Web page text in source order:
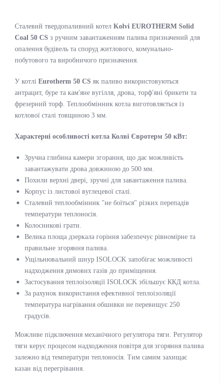
Сталевий твердопаливний котел Kolvi EUROTHERM Solid
Coal 50 CS з ручним завантаженням палива призначений для
опалення будівель та споруд житлового, комунально-
побутового та виробничого призначення.
У котлі Eurotherm 50 CS як паливо використовуються
антрацит, буре та кам'яне вугілля, дрова, торф'яні брикети та
фрезерний торф. Теплообмінник котла виготовляється із
котлової сталі товщиною 3 мм.
Характерні особливості котла Колві Євротерм 50 кВт:
Зручна глибина камери згорання, що дає можливість
завантажувати дрова довжиною до 500 мм.
Похили верхні двері, зручні для завантаження палива.
Корпус із листової вуглецевої сталі.
Сталевий теплообмінник "не боїться" різких перепадів
температури теплоносія.
Колосникові грати.
Велика площа дзеркала горіння забезпечує рівномірне та
правильне згоряння палива.
Ущільнювальний шнур ISOLOCK запобігає можливості
надходження димових газів до приміщення.
Застосування теплоізоляції ISOLOCK збільшує ККД котла.
За рахунок використання ефективної теплоізоляції
температура нагрівання обшивки не перевищує 250
градусів.
Можливе підключення механічного регулятора тяги. Регулятор
тяги керує процесом надходження повітря для згоряння палива
залежно від температури теплоносія. Тим самим захищає
казан від перегрівання.